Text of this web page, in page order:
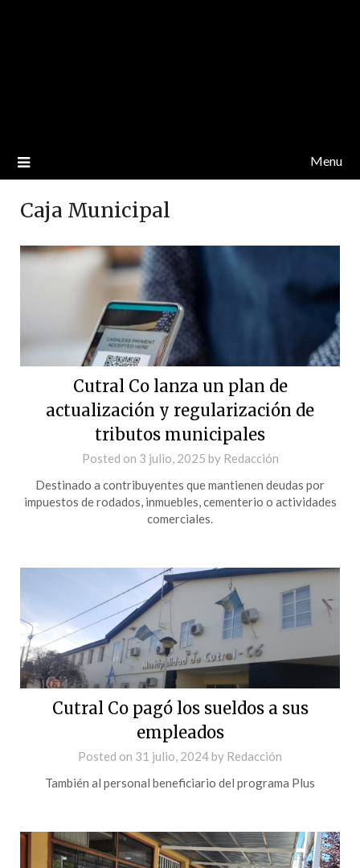
Menu
Caja Municipal
Cutral Co lanza un plan de
actualización y regularización de
tributos municipales
Posted on 3 julio, 2025 by Redacción
Destinado a contribuyentes que mantienen deudas por
impuestos de rodados, inmuebles, cementerio o actividades
comerciales.
Cutral Co pagó los sueldos a sus
empleados
Posted on 31 julio, 2024by Redacción
También al personal beneficiario del programa Plus